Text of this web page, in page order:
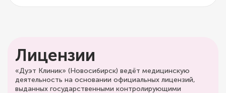
Лицензии
«Дуэт Клиник» (Новосибирск) ведёт медицинскую
деятельность на основании официальных лицензий,
выданных государственными контролирующими